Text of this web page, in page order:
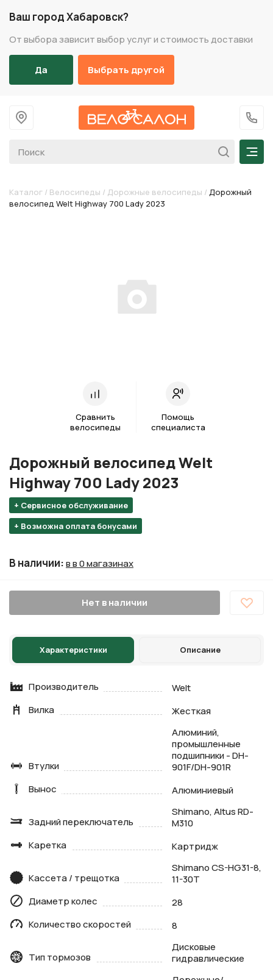
Ваш город Хабаровск?
От выбора зависит выбор услуг и стоимость доставки
Да Выбрать другой
На главную
+7
Каталог / Велосипеды / Дорожные велосипеды / Дорожный
велосипед Welt Highway 700 Lady 2023
Сравнить
велосипеды
Помощь
специалиста
+ Сервисное обслуживание
+ Возможна оплата бонусами
Дорожный велосипед Welt
Highway 700 Lady 2023
В наличии:в в 0 магазинах
Нет в наличии
Характеристики Описание
Производитель
Welt
Вилка
Жесткая
Втулки
Алюминий,
промышленные
подшипники - DH-
901F/DH-901R
Вынос
Алюминиевый
Задний переключатель
Shimano, Altus RD-
M310
Каретка
Картридж
Кассета / трещотка
Shimano CS-HG31-8,
11-30T
Диаметр колес
28
Количество скоростей
8
Тип тормозов
Дисковые
гидравлические